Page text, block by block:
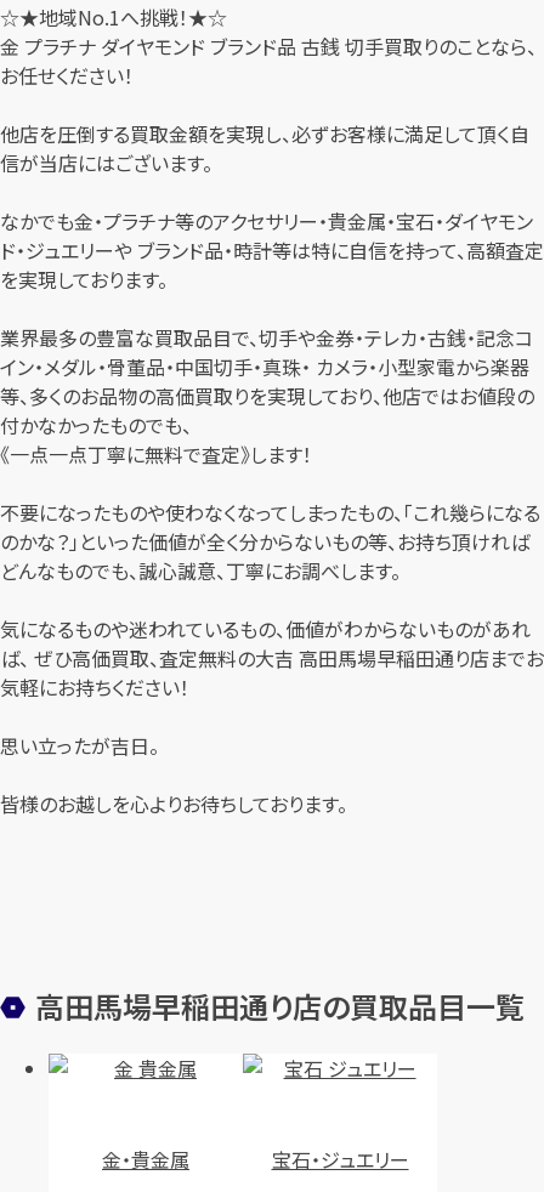
☆★地域No.1へ挑戦！★☆
金 プラチナ ダイヤモンド ブランド品 古銭 切手買取りのことなら、
お任せください！
他店を圧倒する買取金額を実現し、必ずお客様に満足して頂く自
信が当店にはございます。
なかでも金・プラチナ等のアクセサリー・貴金属・宝石・ダイヤモン
ド・ジュエリーや ブランド品・時計等は特に自信を持って、高額査定
を実現しております。
業界最多の豊富な買取品目で、切手や金券・テレカ・古銭・記念コ
イン・メダル・骨董品・中国切手・真珠・ カメラ・小型家電から楽器
等、多くのお品物の高価買取りを実現しており、他店ではお値段の
付かなかったものでも、
《一点一点丁寧に無料で査定》します！
不要になったものや使わなくなってしまったもの、「これ幾らになる
のかな？」といった価値が全く分からないもの等、お持ち頂ければ
どんなものでも、誠心誠意、丁寧にお調べします。
気になるものや迷われているもの、価値がわからないものがあれ
ば、 ぜひ高価買取、査定無料の大吉 高田馬場早稲田通り店までお
気軽にお持ちください！
思い立ったが吉日。
皆様のお越しを心よりお待ちしております。
高田馬場早稲田通り店の買取品目一覧
金・貴金属 宝石・ジュエリー